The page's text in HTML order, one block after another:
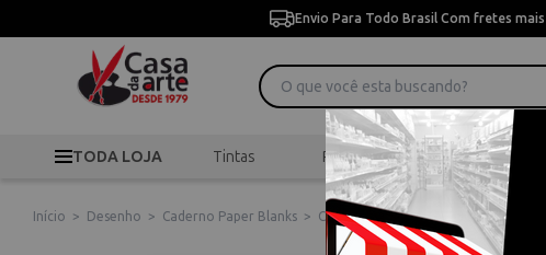
Envio Para Todo Brasil Com fretes
TODA LOJA Tintas Pincéis Desenho
Início > Desenho > Caderno Paper Blanks > Caderno de Capa Dura Paperblanks